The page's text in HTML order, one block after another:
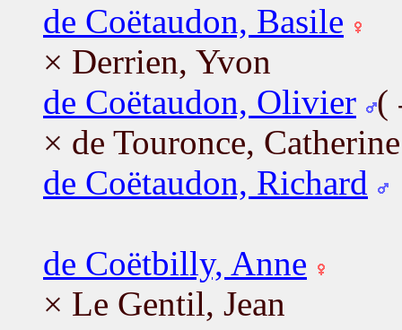
de Coëtaudon, Basile
× Derrien, Yvon
de Coëtaudon, Olivier (
× de Touronce, Catherine
de Coëtaudon, Richard
de Coëtbilly, Anne
× Le Gentil, Jean